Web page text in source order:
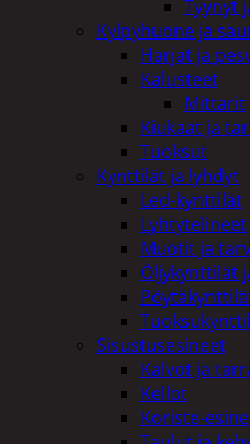
Tyynyt
Kylpyhuone ja
Harjat ja
Kalusteet
Mittarit
Kiukaat ja
Tuoksut
Kynttilät ja lyhdyt
Led-kynttilät
Lyhtytelineet
Muotit ja
Öljykynttilät
Sisustusesineet
Kalvot ja
Kellot
Koriste-